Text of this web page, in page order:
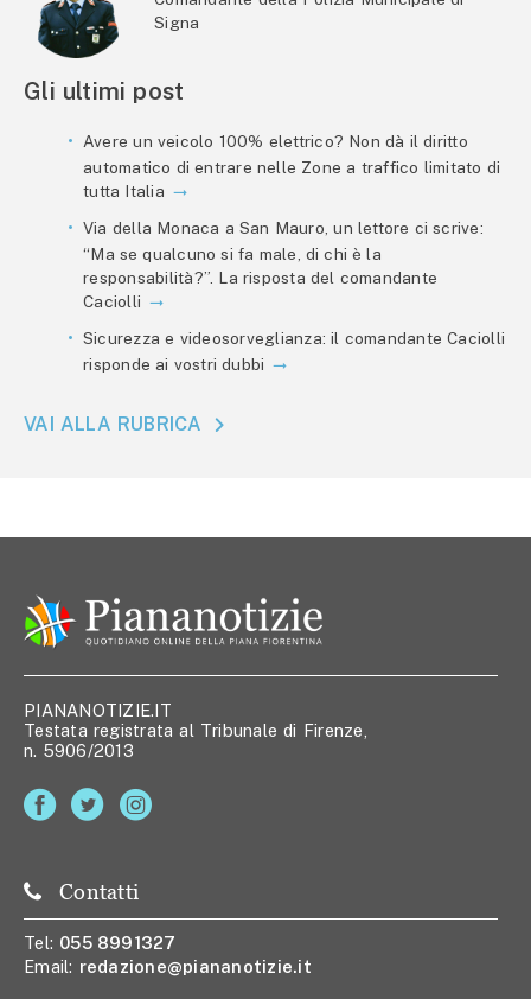
Signa
Gli ultimi post
Avere un veicolo 100% elettrico? Non dà il diritto
automatico di entrare nelle Zone a traffico limitato di
tutta Italia
Via della Monaca a San Mauro, un lettore ci scrive:
“Ma se qualcuno si fa male, di chi è la
responsabilità?”. La risposta del comandante
Caciolli
Sicurezza e videosorveglianza: il comandante Caciolli
risponde ai vostri dubbi
VAI ALLA RUBRICA
PIANANOTIZIE.IT
Testata registrata al Tribunale di Firenze,
n. 5906/2013
Contatti
Tel: 055 8991327
Email: redazione@piananotizie.it